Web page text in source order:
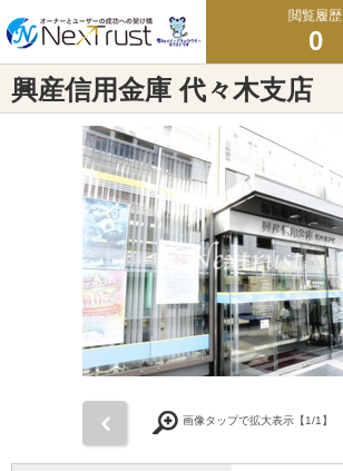
閲覧履歴
0
興産信用金庫 代々木支店
画像タップで拡大表示【1/1】